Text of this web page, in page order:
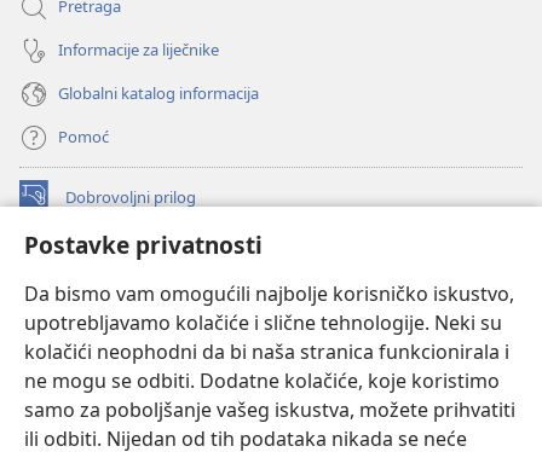
Postavke privatnosti
Da bismo vam omogućili najbolje korisničko iskustvo,
upotrebljavamo kolačiće i slične tehnologije. Neki su
kolačići neophodni da bi naša stranica funkcionirala i
ne mogu se odbiti. Dodatne kolačiće, koje koristimo
samo za poboljšanje vašeg iskustva, možete prihvatiti
ili odbiti. Nijedan od tih podataka nikada se neće
Pretraga
Informacije za liječnike
Globalni katalog informacija
Pomoć
Dobrovoljni prilog
(otvara
novi
INTERNETSKA BIBLIOTEKA Watchtower
se
novi
prozor)
JW Hub
(otvara
se
novi
JW Library
Watchtower Library